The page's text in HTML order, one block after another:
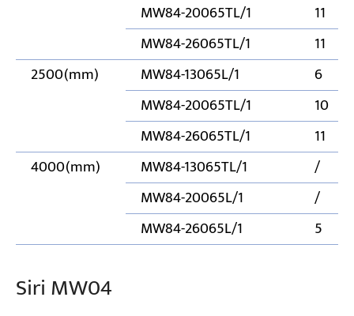
MW84-20065TL/1
11
MW84-26065TL/1
11
2500(mm)
MW84-13065L/1
6
MW84-20065TL/1
10
MW84-26065TL/1
11
4000(mm)
MW84-13065TL/1
/
MW84-20065L/1
/
MW84-26065L/1
5
Siri MW04